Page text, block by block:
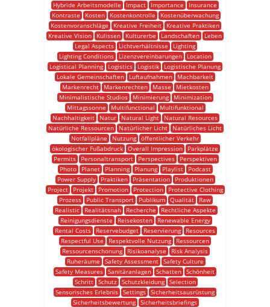
Hybride Arbeitsmodelle
Impact Importance
Insurance
Kontraste
Kosten Kostenkontrolle
Kostenüberwachung
Kostenvoranschläge
Kreative Freiheit
Kreative Praktiken
Kreative Vision
Kulissen Kulturerbe Landschaften
Leben
Legal Aspects
Lichtverhältnisse
Lighting
Lighting Conditions
Lizenzvereinbarungen
Location
Logistical Planning
Logistics Logistik
Logistische Planung
Lokale Gemeinschaften
Luftaufnahmen
Machbarkeit
Markenrecht
Markenrechten Masse
Mietkosten
Minimalistische Studios
Minimierung
Minimization
Mittagssonne
Multifunctional
Multifunktional
Nachhaltigkeit
Natur Natural Light
Natural Resources
Natürliche Ressourcen
Natürlicher Licht
Natürliches Licht
Notfallpläne
Nutzung öffentlicher Verkehr
ökologischer Fußabdruck Overall Impression
Parkplätze
Permits
Personaltransport Perspectives
Perspektiven
Photo
Planet Planning Planung Playlist
Podcast
Power Supply
Praktiken Präsentation
Produktionen
Project
Projekt Promotion Protection
Protective Clothing
Prozess
Public Transport Publikum Qualität
Raw
Realistic
Realitätsnah Recherche
Rechtliche Aspekte
Reinigungsdienste
Reisekosten
Renewable Energy
Rental Costs
Reservebudget Reservierung
Resources
Respectful Use
Respektvolle Nutzung
Ressourcen
Ressourcenschonung
Risikoanalyse
Risk Analysis
Ruheräume
Safety Assessment
Safety Culture
Safety Measures Sanitäranlagen Schatten Schönheit
Schritt
Schutz Schutzkleidung
Selection
Sensorisches Erlebnis Settings Sicherheitsausrüstung
Sicherheitsbewertung Sicherheitsbriefings